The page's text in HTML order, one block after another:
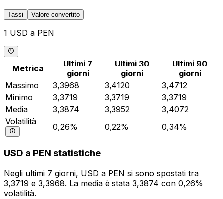
Tassi Valore convertito
1 USD a PEN
Metrica
Ultimi 7
giorni
Ultimi 30
giorni
Ultimi 90
giorni
Massimo
3,3968 3,4120
3,4712
Minimo
3,3719 3,3719
3,3719
Media
3,3874 3,3952
3,4072
Volatilità
0,26% 0,22% 0,34%
USD a PEN statistiche
Negli ultimi 7 giorni, USD a PEN si sono spostati tra
3,3719 e 3,3968. La media è stata 3,3874 con 0,26%
volatilità.